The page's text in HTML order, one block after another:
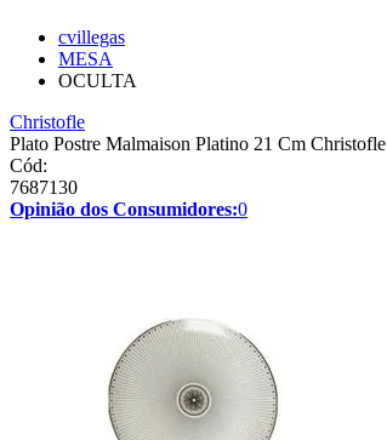
cvillegas
MESA
OCULTA
Christofle
Plato Postre Malmaison Platino 21 Cm Christofle
Cód:
7687130
Opinião dos Consumidores:0